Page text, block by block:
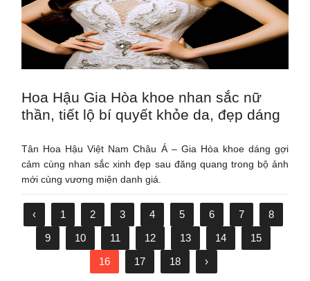
Hoa Hậu Gia Hòa khoe nhan sắc nữ
thần, tiết lộ bí quyết khỏe da, đẹp dáng
Tân Hoa Hậu Việt Nam Châu Á – Gia Hòa khoe dáng gợi
cảm cùng nhan sắc xinh đẹp sau đăng quang trong bộ ảnh
mới cùng vương miện danh giá.
‹ 1 2 3 4 5 6 7
8
9
10 11 12 13 14
15
16
17 18 ›